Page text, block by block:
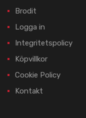
Brodit
Logga in
Integritetspolicy
Köpvillkor
Cookie Policy
Kontakt